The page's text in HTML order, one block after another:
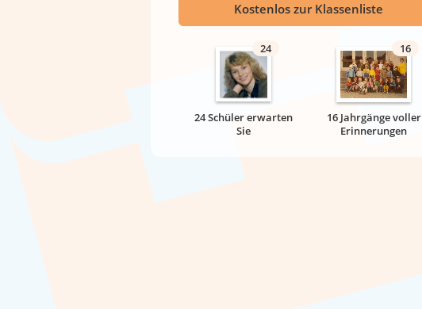
Kostenlos zur Klassenliste
24
24 Schüler erwarten
Sie
16
16 Jahrgänge voller
Erinnerungen